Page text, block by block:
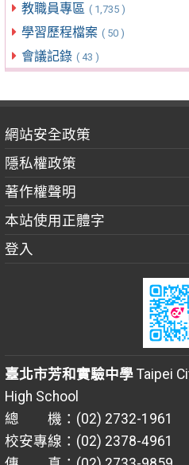
教職員專區 ( 1,735 )
學習歷程檔案 ( 50 )
會議記錄 ( 43 )
網站安全政策
隱私權政策
著作權聲明
本站使用正體字
登入
臺北市芳和實驗中學Taipei
High School
總 機：(02) 2732-1961
校安專線：(02) 2378-4961